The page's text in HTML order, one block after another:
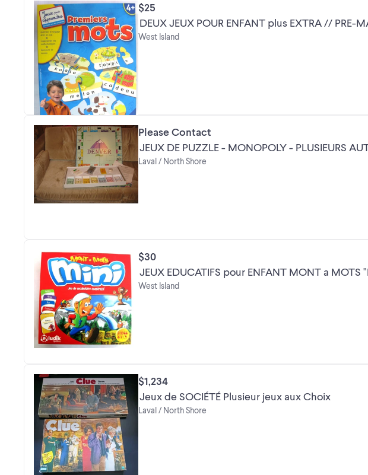
$25
DEUX JEUX POUR ENFANT plus EXTRA // PRE-
West Island
Please Contact
JEUX DE PUZZLE - MONOPOLY -
Laval / North Shore
$30
JEUX EDUCATIFS pour ENFANT MONT a MOTS
West Island
$1,234
Jeux de SOCIÉTÉ Plusieur jeux aux Choix
Laval / North Shore